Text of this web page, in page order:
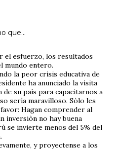
que…
el esfuerzo, los resultados
mundo entero.
la peor crisis educativa de
ha anunciado la visita
de su paìs para capacitarnos a
serìa maravilloso. Sòlo les
Hagan comprender al
inversiòn no hay buena
se invierte menos del 5% del
y proyectense a los